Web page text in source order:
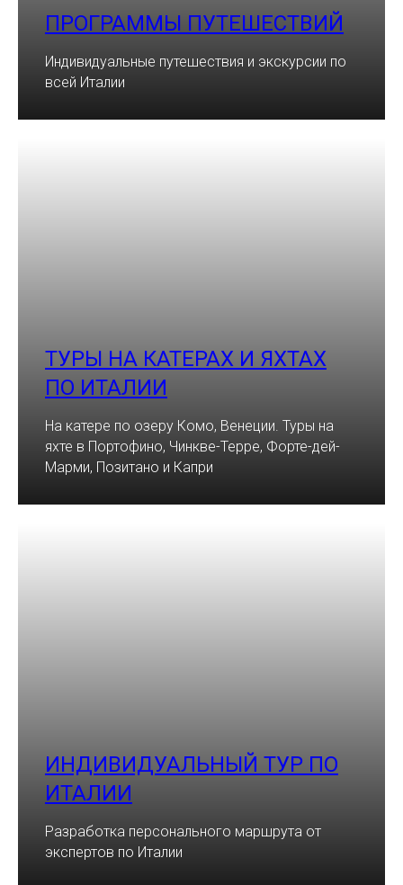
ПРОГРАММЫ ПУТЕШЕСТВИЙ
Индивидуальные путешествия и экскурсии по
всей Италии
ТУРЫ НА КАТЕРАХ И ЯХТАХ
ПО ИТАЛИИ
На катере по озеру Комо, Венеции. Туры на
яхте в Портофино, Чинкве-Терре, Форте-дей-
Марми, Позитано и Капри
ИНДИВИДУАЛЬНЫЙ ТУР ПО
ИТАЛИИ
Разработка персонального маршрута от
экспертов по Италии